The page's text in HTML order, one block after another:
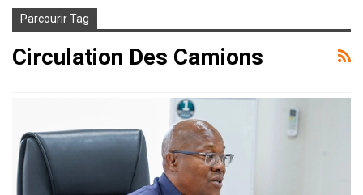
Parcourir Tag
Circulation Des Camions